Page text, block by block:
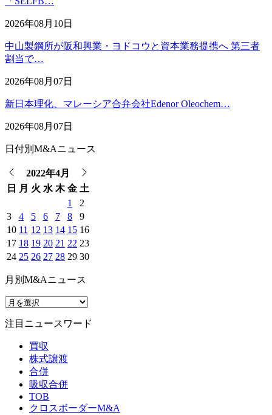
2026年08月10日
中山製鋼所が阪和興業・ヨドコウと資本業務提携へ 第三者
割当で…
2026年08月07日
新日本理化、マレーシア合弁会社Edenor Oleochem…
2026年08月07日
日付別M&Aニュース
2022年4月
日
月 火 水 木 金 土
1
2
3
4 5 6 7 8
9
10 11 12 13 14 15 16
17 18 19 20 21 22 23
24 25 26 27 28 29 30
月別M&Aニュース
注目ニュースワード
買収
株式譲渡
合併
吸収合併
TOB
クロスボーダーM&A